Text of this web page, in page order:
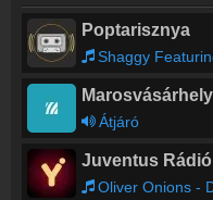
Poptarisznya
Shaggy
Átjáró
Juventus Rádió
Oliver Onions -